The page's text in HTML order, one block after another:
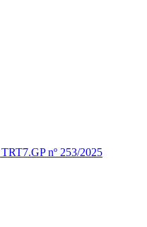
nº 253/2025